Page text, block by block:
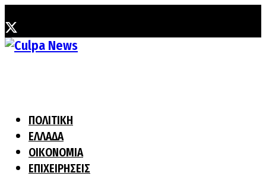
ΠΟΛΙΤΙΚΗ
ΕΛΛΑΔΑ
ΟΙΚΟΝΟΜΙΑ
ΕΠΙΧΕΙΡΗΣΕΙΣ